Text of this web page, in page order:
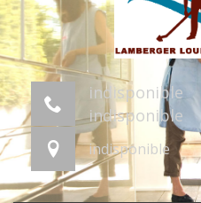
indisponible
indisponible
indisponible